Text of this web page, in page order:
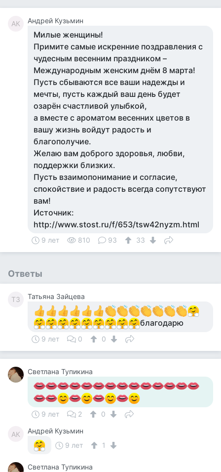
АК Андрей Кузьмин
Милые женщины!
Примите самые искренние поздравления с
чудесным весенним праздником –
Международным женским днём 8 марта!
Пусть сбываются все ваши надежды и
мечты, пусть каждый ваш день будет
озарён счастливой улыбкой,
а вместе с ароматом весенних цветов в
вашу жизнь войдут радость и
благополучие.
Желаю вам доброго здоровья, любви,
поддержки близких.
Пусть взаимопонимание и согласие,
спокойствие и радость всегда сопутствуют
вам!
Источник:
http://www.stost.ru/f/653/tsw42nyzm.html
9 лет 810 93 33
Ответы
ТЗ Татьяна Зайцева
благодарю
9 лет 0 0
Светлана Тупикина
9 лет 2 0
АК
Андрей Кузьмин
9 лет
1
Светлана Тупикина